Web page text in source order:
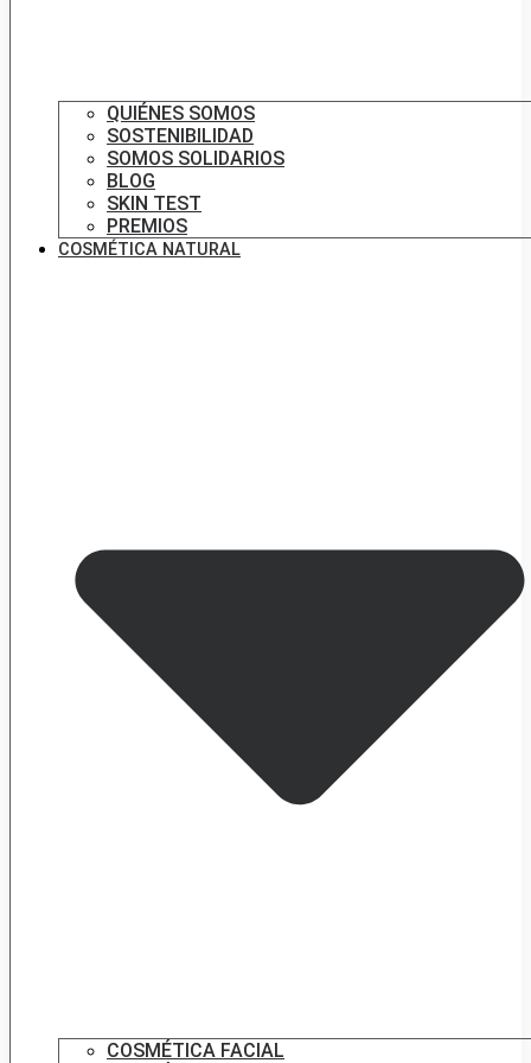
QUIÉNES SOMOS
SOSTENIBILIDAD
SOMOS SOLIDARIOS
BLOG
SKIN TEST
PREMIOS
COSMÉTICA NATURAL
COSMÉTICA FACIAL